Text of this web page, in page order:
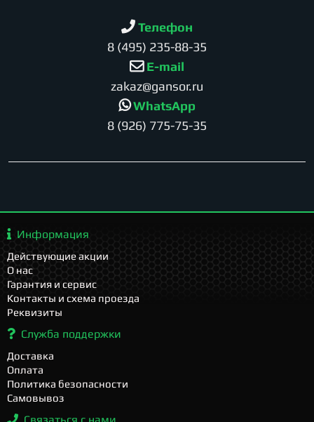
Телефон
8 (495) 235-88-35
E-mail
zakaz@gansor.ru
WhatsApp
8 (926) 775-75-35
Информация
Действующие акции
О нас
Гарантия и сервис
Контакты и схема проезда
Реквизиты
Служба поддержки
Доставка
Оплата
Политика безопасности
Самовывоз